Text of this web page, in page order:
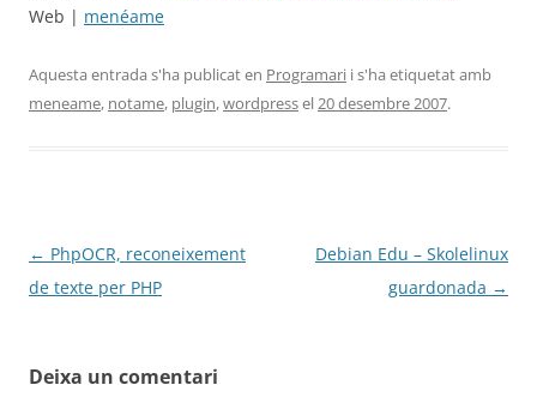
Web | menéame
Aquesta entrada s'ha publicat en Programari i s'ha etiquetat amb
meneame, notame, plugin,wordpressel20 desembre 2007.
Navegació
per
← PhpOCR, reconeixement
de texte per PHP
Debian Edu – Skolelinux
guardonada →
Deixa un comentari